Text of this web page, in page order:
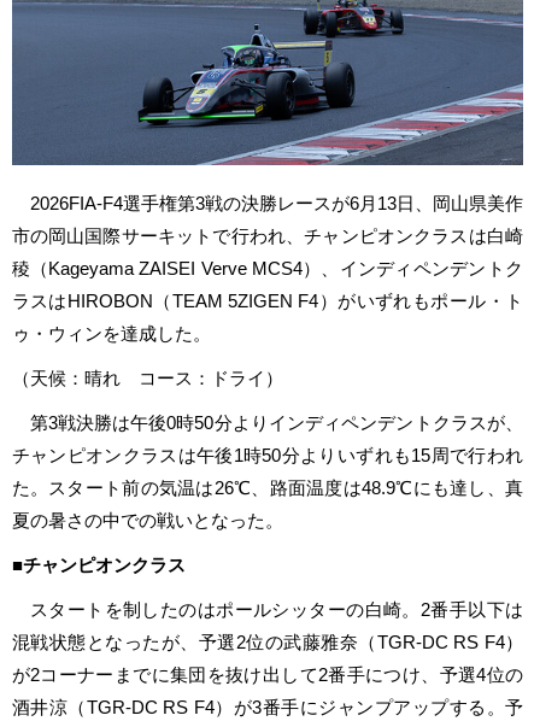
2026FIA-F4選手権第3戦の決勝レースが6月13日、岡山県美作
市の岡山国際サーキットで行われ、チャンピオンクラスは白崎
稜（Kageyama ZAISEI Verve MCS4）、インディペンデントク
ラスはHIROBON（TEAM 5ZIGEN F4）がいずれもポール・ト
ゥ・ウィンを達成した。
（天候：晴れ コース：ドライ）
第3戦決勝は午後0時50分よりインディペンデントクラスが、
チャンピオンクラスは午後1時50分よりいずれも15周で行われ
た。スタート前の気温は26℃、路面温度は48.9℃にも達し、真
夏の暑さの中での戦いとなった。
■チャンピオンクラス
スタートを制したのはポールシッターの白崎。2番手以下は
混戦状態となったが、予選2位の武藤雅奈（TGR-DC RS F4）
が2コーナーまでに集団を抜け出して2番手につけ、予選4位の
酒井涼（TGR-DC RS F4）が3番手にジャンプアップする。予